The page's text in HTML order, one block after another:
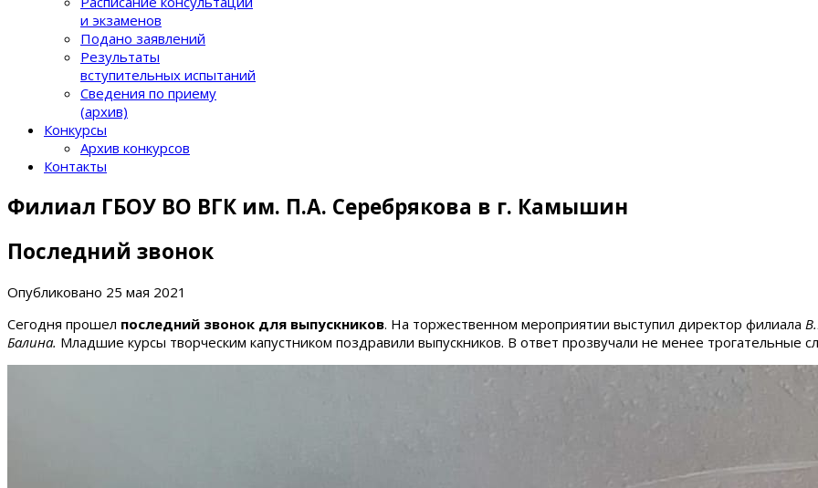
и экзаменов
Подано заявлений
Результаты
вступительных испытаний
Сведения по приему
(архив)
Конкурсы
Архив конкурсов
Контакты
Филиал ГБОУ ВО ВГК им. П.А. Серебрякова в г. Камышин
Последний звонок
Опубликовано 25 мая 2021
Сегодня прошел последний звонок для выпускников. На торжественном мероприятии выступил директор филиала
Балина. Младшие курсы творческим капустником поздравили выпускников. В ответ прозвучали не менее трогательные